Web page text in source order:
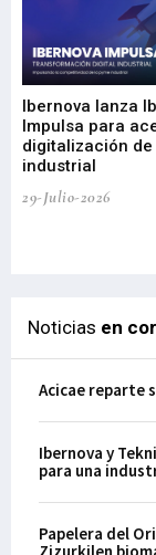
Ibernova lanza
Impulsa para
digitalización de
industrial
29-Julio-2026
Noticias en
Acicae reparte
Ibernova y
para una
Papelera del